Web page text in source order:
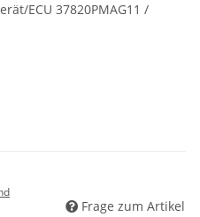
ECU 37820PMAG11 /
Frage zum Artikel